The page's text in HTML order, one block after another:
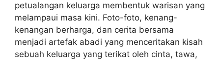
petualangan keluarga membentuk warisan yang
melampaui masa kini. Foto-foto, kenang-
kenangan berharga, dan cerita bersama
menjadi artefak abadi yang menceritakan kisah
sebuah keluarga yang terikat oleh cinta, tawa,